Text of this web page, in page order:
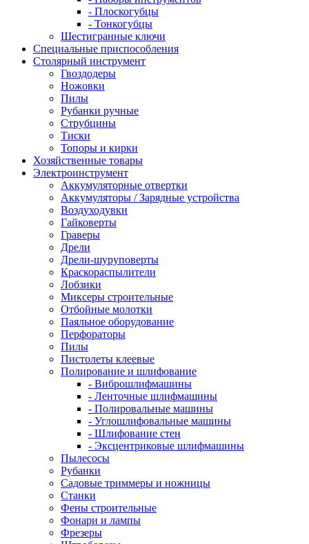
- Плоскогубцы
- Тонкогубцы
Шестигранные ключи
Специальные приспособления
Столярный инструмент
Гвоздодеры
Ножовки
Пилы
Рубанки ручные
Струбцины
Тиски
Топоры и кирки
Хозяйственные товары
Электроинструмент
Аккумуляторные отвертки
Аккумуляторы / Зарядные устройства
Воздуходувки
Гайковерты
Граверы
Дрели
Дрели-шуруповерты
Краскораспылители
Лобзики
Миксеры строительные
Отбойные молотки
Паяльное оборудование
Перфораторы
Пилы
Пистолеты клеевые
Полирование и шлифование
- Виброшлифмашины
- Ленточные шлифмашины
- Полировальные машины
- Углошлифовальные машины
- Шлифование стен
- Эксцентриковые шлифмашины
Пылесосы
Рубанки
Садовые триммеры и ножницы
Станки
Фены строительные
Фонари и лампы
Фрезеры